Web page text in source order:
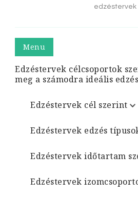
edzéstervek
Menu
Edzéstervek célcsoportok
meg a számodra ideális
Edzéstervek cél szerint
Edzéstervek edzés
Edzéstervek időtartam
Edzéstervek